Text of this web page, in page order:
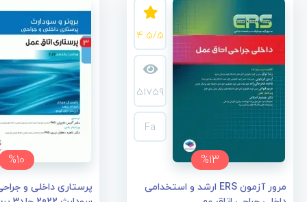
%13
4.5/5
51759
Fa
مرور آزمون ERS ارشد و استخدامی
%10
پرستاری داخلی و